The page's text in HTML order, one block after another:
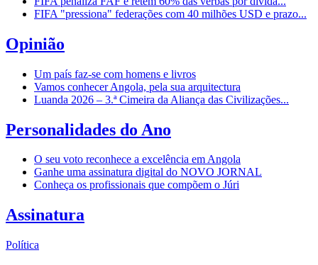
FIFA "pressiona" federações com 40 milhões USD e prazo...
Opinião
Um país faz-se com homens e livros
Vamos conhecer Angola, pela sua arquitectura
Luanda 2026 – 3.ª Cimeira da Aliança das Civilizações...
Personalidades do Ano
O seu voto reconhece a excelência em Angola
Ganhe uma assinatura digital do NOVO JORNAL
Conheça os profissionais que compõem o Júri
Assinatura
Política